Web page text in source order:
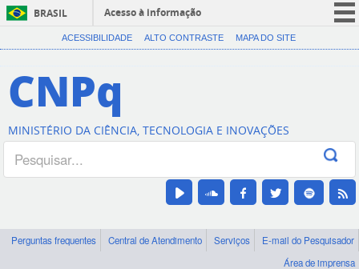
BRASIL
Acesso à informação
CORONAVÍRUS (COVID-19)
Canais
ACESSIBILIDADE ALTO CONTRASTE MAPA DO SITE
CNPq
MINISTÉRIO DA CIÊNCIA, TECNOLOGIA E INOVAÇÕES
Perguntas frequentes Central de Atendimento Serviços
E-mail do Pesquisador
Área de imprensa